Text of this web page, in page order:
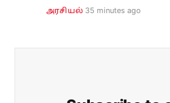
அரசியல் 35 minutes ago